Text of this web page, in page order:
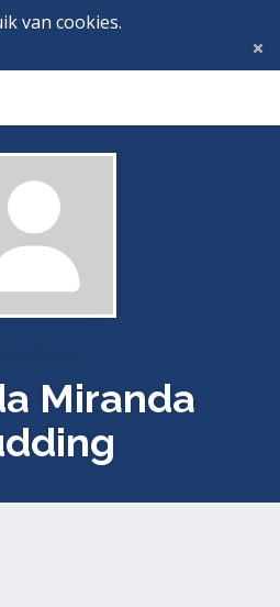
van cookies.
Miranda